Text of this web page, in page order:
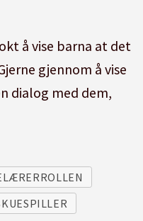
å vise barna at det
gjennom å vise
dialog med dem,